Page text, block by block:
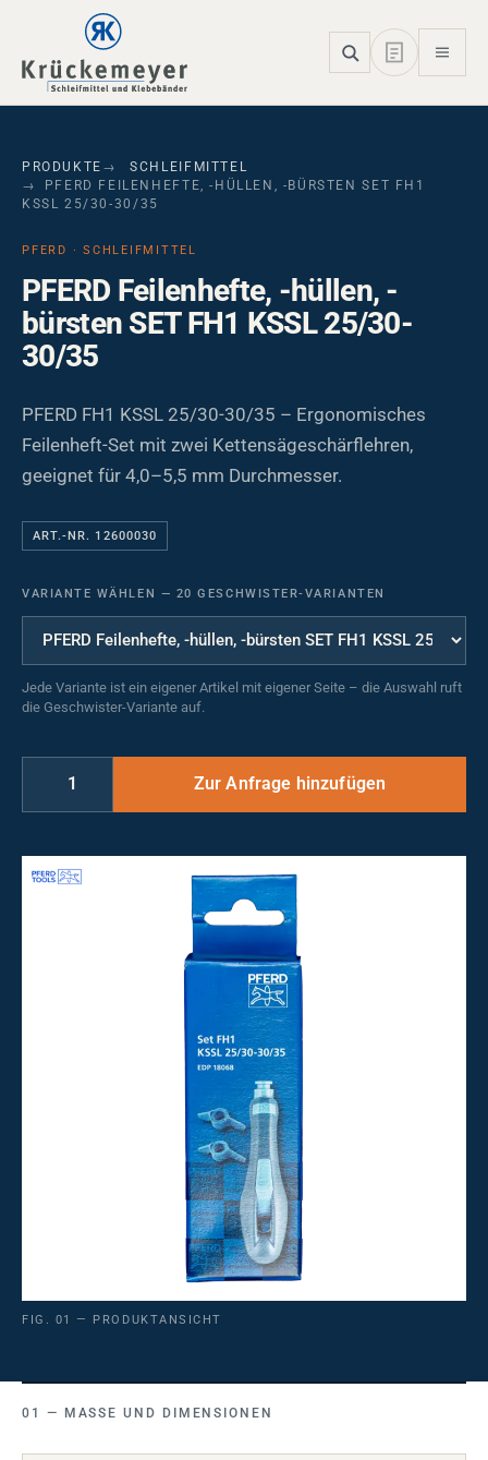
Skip to main navigation
Skip to main content
Skip to page footer
PRODUKTE
SCHLEIFMITTEL
PFERD FEILENHEFTE, -HÜLLEN, -BÜRSTEN SET FH1
KSSL 25/30-30/35
PFERD · SCHLEIFMITTEL
PFERD Feilenhefte, -hüllen, -
bürsten SET FH1 KSSL 25/30-
30/35
PFERD FH1 KSSL 25/30-30/35 – Ergonomisches
Feilenheft-Set mit zwei Kettensägeschärflehren,
geeignet für 4,0–5,5 mm Durchmesser.
ART.-NR. 12600030
VARIANTE WÄHLEN — 20 GESCHWISTER-VARIANTEN
Jede Variante ist ein eigener Artikel mit eigener Seite – die Auswahl ruft
die Geschwister-Variante auf.
FIG. 01 — PRODUKTANSICHT
MASSE UND DIMENSIONEN